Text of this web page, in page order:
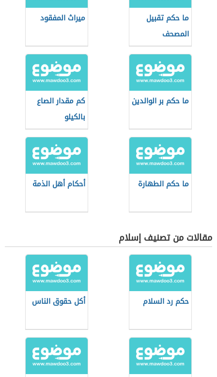
ما حكم تقبيل
المصحف
ميراث المفقود
ما حكم بر الوالدين
كم مقدار الصاع
بالكيلو
ما حكم الطهارة أحكام أهل الذمة
مقالات من تصنيف إسلام
حكم رد السلام أكل حقوق الناس